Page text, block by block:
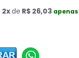
2xde R$ 26,03 apenas